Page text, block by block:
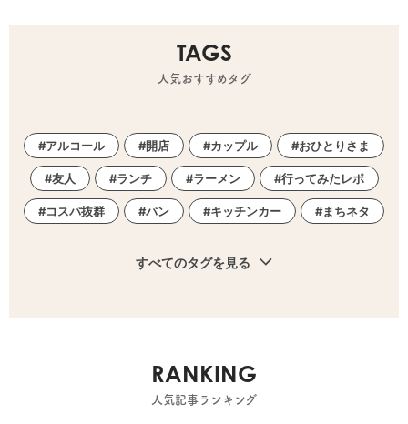
TAGS
人気おすすめタグ
アルコール 開店 カップル おひとりさま
友人 ランチ ラーメン 行ってみたレポ
コスパ抜群 パン キッチンカー まちネタ
すべてのタグを見る
RANKING
人気記事ランキング